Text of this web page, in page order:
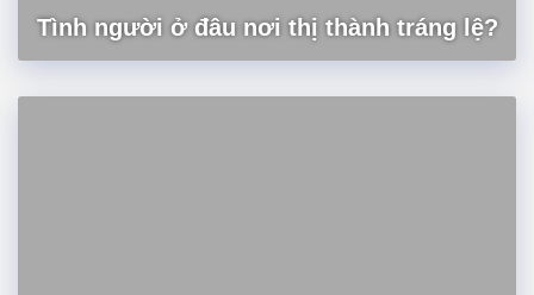
Tình người ở đâu nơi thị thành tráng lệ?